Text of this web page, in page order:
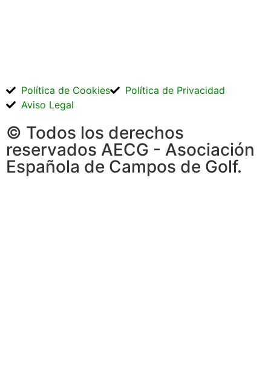
© Todos los derechos
reservados AECG - Asociación
Española de Campos de Golf.
Política de Cookies
Política de Privacidad
Aviso Legal